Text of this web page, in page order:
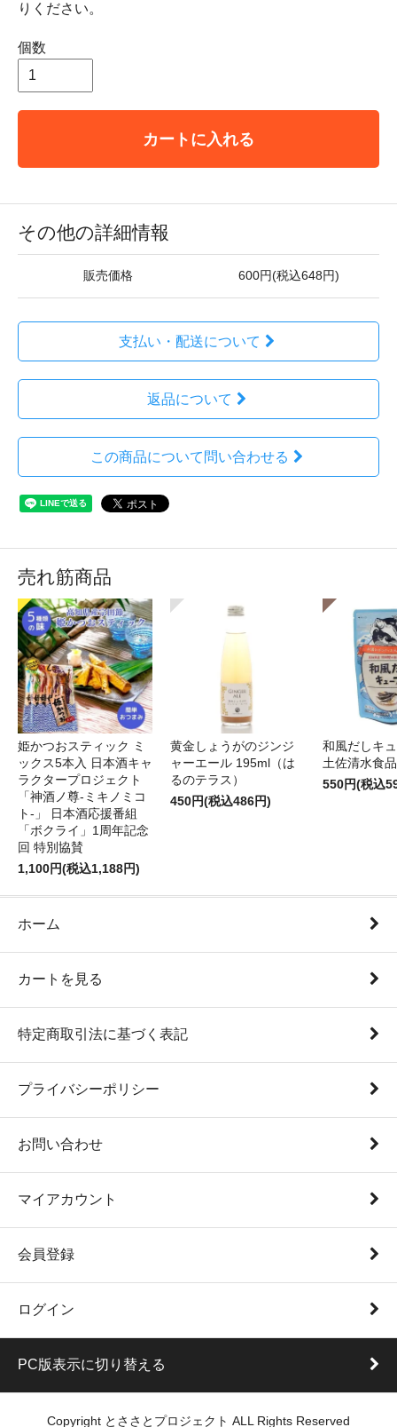
りください。
個数
カートに入れる
その他の詳細情報
販売価格 600円(税込648円)
支払い・配送について
返品について
この商品について問い合わせる
売れ筋商品
姫かつおスティック ミ
ックス5本入 日本酒キャ
ラクタープロジェクト
「神酒ノ尊-ミキノミコ
ト-」 日本酒応援番組
「ボクライ」1周年記念
回 特別協賛
1,100円(税込1,188円)
黄金しょうがのジンジ
ャーエール 195ml（は
るのテラス）
450円(税込486円)
和風だしキ
土佐清水食
550円(税込
ホーム
カートを見る
特定商取引法に基づく表記
プライバシーポリシー
お問い合わせ
マイアカウント
会員登録
ログイン
PC版表示に切り替える
Copyright とささとプロジェクト ALL Rights Reserved